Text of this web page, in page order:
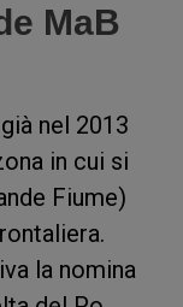
MaB
nel 2013
in cui si
Fiume)
la nomina